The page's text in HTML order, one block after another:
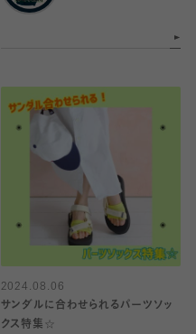
2024.08.06
サンダルに合わせられるパーツソッ
クス特集☆